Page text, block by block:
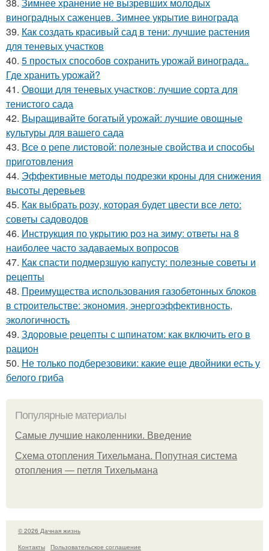
виноградных саженцев. Зимнее укрытие винограда
39. Как создать красивый сад в тени: лучшие растения
для теневых участков
40. 5 простых способов сохранить урожай винограда..
Где хранить урожай?
41. Овощи для теневых участков: лучшие сорта для
тенистого сада
42. Выращивайте богатый урожай: лучшие овощные
культуры для вашего сада
43. Все о репе листовой: полезные свойства и способы
приготовления
44. Эффективные методы подрезки кроны для снижения
высоты деревьев
45. Как выбрать розу, которая будет цвести все лето:
советы садоводов
46. Инструкция по укрытию роз на зиму: ответы на 8
наиболее часто задаваемых вопросов
47. Как спасти подмерзшую капусту: полезные советы и
рецепты
48. Преимущества использования газобетонных блоков
в строительстве: экономия, энергоэффективность,
экологичность
49. Здоровые рецепты с шпинатом: как включить его в
рацион
50. Не только подберезовики: какие еще двойники есть у
белого гриба
Популярные материалы
Самые лучшие наколенники. Введение
Схема отопления Тихельмана. Попутная система
отопления — петля Тихельмана
© 2026 Дачная жизнь
Контакты
Пользовательское соглашение